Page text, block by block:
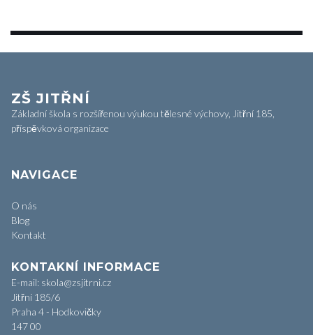
ZŠ JITŘNÍ
Základní škola s rozšířenou výukou tělesné výchovy, Jitřní 185,
příspěvková organizace
NAVIGACE
O nás
Blog
Kontakt
KONTAKNÍ INFORMACE
E-mail: skola@zsjitrni.cz
Jitřní 185/6
Praha 4 - Hodkovičky
147 00